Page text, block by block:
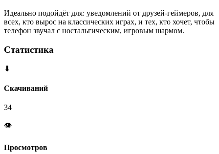
Идеально подойдёт для: уведомлений от друзей-геймеров, для
всех, кто вырос на классических играх, и тех, кто хочет, чтобы
телефон звучал с ностальгическим, игровым шармом.
Статистика
⬇
Скачиваний
34
👁
Просмотров